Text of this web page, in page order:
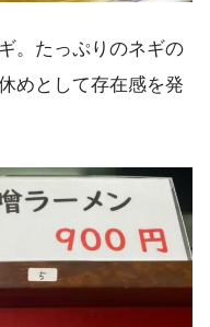
。たっぷりのネギの
めとして存在感を発